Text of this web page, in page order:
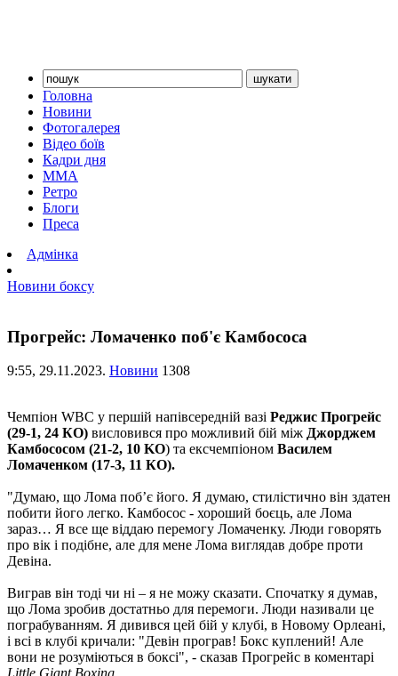
Головна
Новини
Фотогалерея
Відео боїв
Кадри дня
ММА
Ретро
Блоги
Преса
Адмінка
Новини боксу
Прогрейс: Ломаченко поб'є Камбососа
9:55, 29.11.2023. Новини 1308
Чемпіон WBC у першій напівсередній вазі Реджис Прогрейс
(29-1, 24 КО) висловився про можливий бій між Джорджем
Камбососом (21-2, 10 KO) та ексчемпіоном Василем
Ломаченком (17-3, 11 КО).
"Думаю, що Лома поб’є його. Я думаю, стилістично він здатен
побити його легко. Камбосос - хороший боєць, але Лома
зараз… Я все ще віддаю перемогу Ломаченку. Люди говорять
про вік і подібне, але для мене Лома виглядав добре проти
Девіна.
Виграв він тоді чи ні – я не можу сказати. Спочатку я думав,
що Лома зробив достатньо для перемоги. Люди називали це
пограбуванням. Я дивився цей бій у клубі, в Новому Орлеані,
і всі в клубі кричали: "Девін програв! Бокс куплений! Але
вони не розуміються в боксі", - сказав Прогрейс в коментарі